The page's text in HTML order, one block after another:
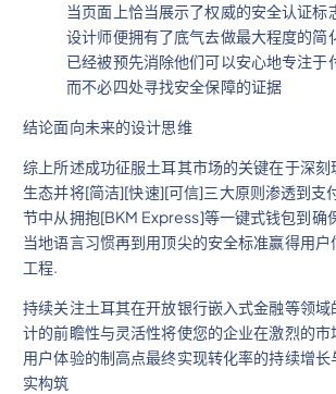
当页面上恰当展示了权威的安全认证标
设计师便拥有了底气去做最大程度的简
已经被预先消除他们可以安心地专注于
而不必四处寻找安全保障的证据
结论面向未来的设计思维
综上所述成功征服土耳其市场的关键在于深刻
生态并将[简洁][快速][可信]三大原则渗透到支
节中从拥抱[BKM Express]等一键式钱包到确
当地语言习惯再到用顶尖的安全标准赢得用
工程.
持续关注土耳其在开放银行嵌入式金融等领
计的前瞻性与灵活性将使您的企业在激烈的
用户体验的制高点最终实现转化率的持续增
实构筑